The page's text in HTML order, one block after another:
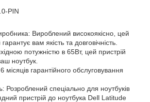
PIN
Вироблений високоякісно, цей
вам якість та довговічність.
потужністю в 65Вт, цей пристрій
ноутбук.
місяців гарантійного обслуговування
Розроблений спеціально для ноутбуків
пристрій до ноутбука Dell Latitude